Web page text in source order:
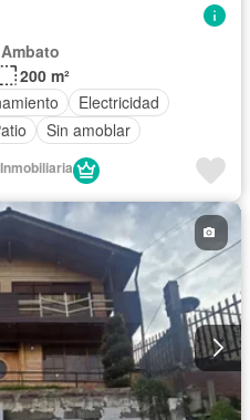
200 m²
Electricidad
Sin amoblar